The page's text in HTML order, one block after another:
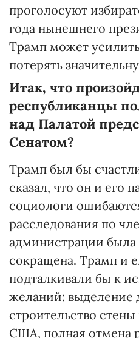
проголосуют
года нынешнего
Трамп может
потерять
Итак, что
республиканцы
над Палатой
Сенатом?
Трамп был бы
сказал, что он и его
социологи
расследования по
администрации
сокращена. Трамп и
подталкивали бы к
желаний: выделение
строительство
США, полная отмена